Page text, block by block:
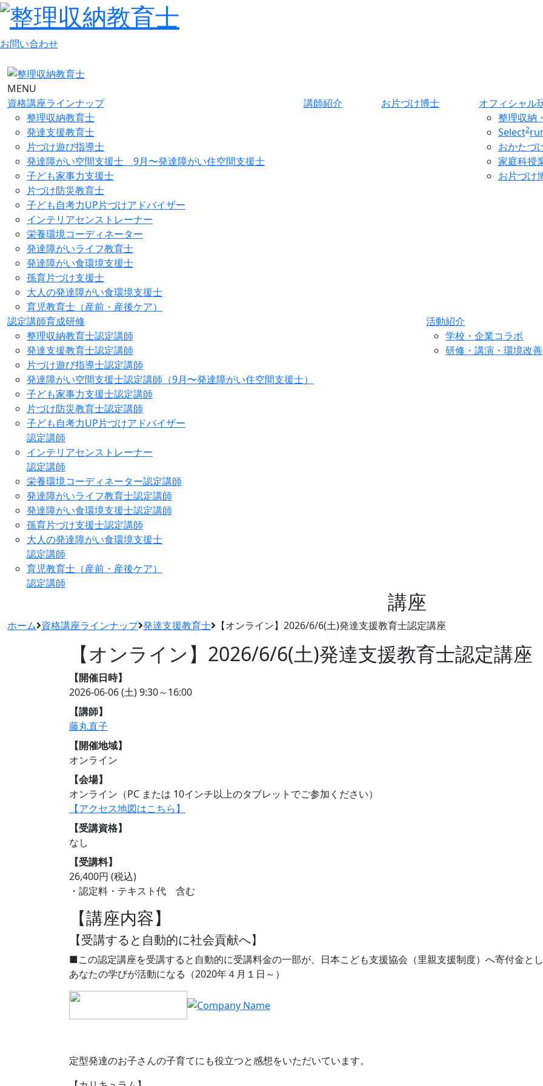
お問い合わせ
MENU
資格講座ラインナップ
整理収納教育士
発達支援教育士
片づけ遊び指導士
発達障がい空間支援士 9月〜発達障がい住空間支援士
子ども家事力支援士
片づけ防災教育士
子ども自考力UP片づけアドバイザー
インテリアセンストレーナー
栄養環境コーディネーター
発達障がいライフ教育士
発達障がい食環境支援士
孫育片づけ支援士
大人の発達障がい食環境支援士
育児教育士（産前・産後ケア）
講師紹介 お片づけ博士
オフィシャル
整理収納
Select2
おかたづ
家庭科授
お片づけ
認定講師育成研修
整理収納教育士認定講師
発達支援教育士認定講師
片づけ遊び指導士認定講師
発達障がい空間支援士認定講師（9月〜発達障がい住空間支援士）
子ども家事力支援士認定講師
片づけ防災教育士認定講師
子ども自考力UP片づけアドバイザー
認定講師
インテリアセンストレーナー
認定講師
栄養環境コーディネーター認定講師
発達障がいライフ教育士認定講師
発達障がい食環境支援士認定講師
孫育片づけ支援士認定講師
大人の発達障がい食環境支援士
認定講師
育児教育士（産前・産後ケア）
認定講師
活動紹介
学校・企業コラボ
研修・講演・環境改善
講座
ホーム 資格講座ラインナップ 発達支援教育士 【オンライン】2026/6/6(土)発達支援教育士認定講座
【オンライン】2026/6/6(土)発達支援教育士認定講座
【開催日時】
2026-06-06 (土)9:30～16:00
【講師】
藤丸直子
【開催地域】
オンライン
【会場】
オンライン（PC または 10インチ以上のタブレットでご参加ください）
【アクセス地図はこちら】
【受講資格】
なし
【受講料】
26,400円 (税込)
・認定料・テキスト代 含む
【講座内容】
【受講すると自動的に社会貢献へ】
■この認定講座を受講すると自動的に受講料金の一部が、日本こども支援協会（里親支援制度）へ寄付金と
あなたの学びが活動になる（2020年４月１日～）
定型発達のお子さんの子育てにも役立つと感想をいただいています。